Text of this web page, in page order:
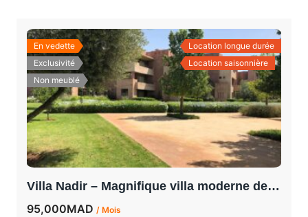
En vedette
Exclusivité
Non meublé
Location longue durée
Location saisonnière
Villa Nadir – Magnifique villa moderne de 4 chambres en première ligne de golf à louer à Palmeraie Marrakech
95,000MAD / Mois